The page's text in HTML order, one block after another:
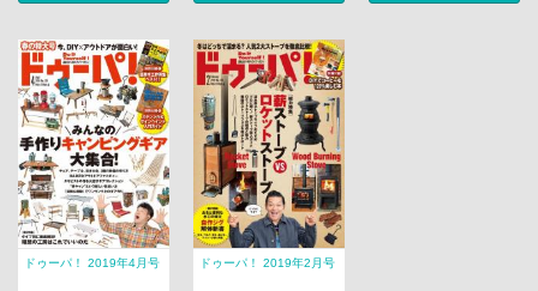
ドゥーパ！ 2019年4月号 ドゥーパ！ 2019年2月号